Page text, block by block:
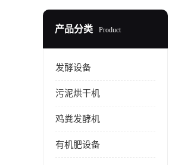
产品分类 Product
发酵设备
污泥烘干机
鸡粪发酵机
有机肥设备